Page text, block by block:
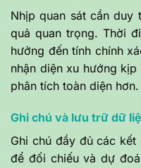
Nhịp quan sát cần
quả quan trọng. Thời
hưởng đến tính chính
nhận diện xu hướng
phân tích toàn diện hơn.
Ghi chú và lưu trữ dữ
Ghi chú đầy đủ các
để đối chiếu và dự